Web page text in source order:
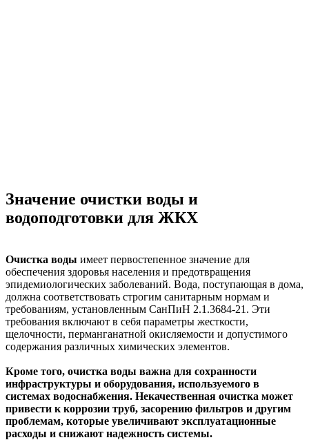
Значение очистки воды и
водоподготовки для ЖКХ
Очистка воды имеет первостепенное значение для
обеспечения здоровья населения и предотвращения
эпидемиологических заболеваний. Вода, поступающая в дома,
должна соответствовать строгим санитарным нормам и
требованиям, установленным СанПиН 2.1.3684-21. Эти
требования включают в себя параметры жесткости,
щелочности, перманганатной окисляемости и допустимого
содержания различных химических элементов.
Кроме того, очистка воды важна для сохранности
инфраструктуры и оборудования, используемого в
системах водоснабжения. Некачественная очистка может
привести к коррозии труб, засорению фильтров и другим
проблемам, которые увеличивают эксплуатационные
расходы и снижают надежность системы.